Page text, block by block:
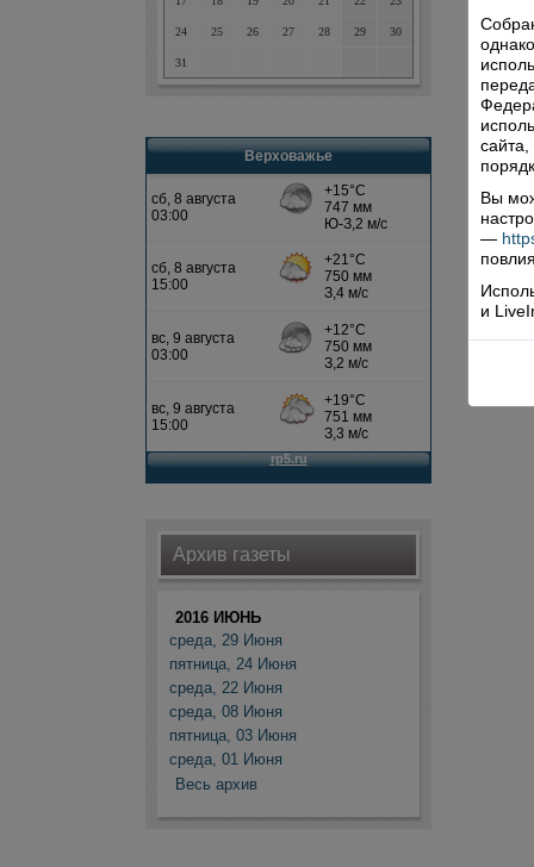
24 25 26 27 28 29 30
31
Верховажье
Архив газеты
2016 ИЮНЬ
среда, 29 Июня
пятница, 24 Июня
среда, 22 Июня
среда, 08 Июня
пятница, 03 Июня
среда, 01 Июня
Весь архив
Вы
—
и